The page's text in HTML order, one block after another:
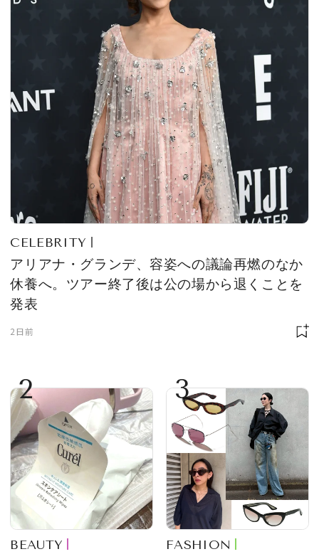
CELEBRITY
アリアナ・グランデ、容姿への議論再燃のなか
休養へ。ツアー終了後は公の場から退くことを
発表
2日前
2
BEAUTY
3
FASHION